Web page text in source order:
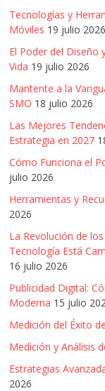
Tecnologías y
Móviles 19 julio 2026
El Poder del Diseño
Vida 19 julio 2026
Mantente a la
SMO 18 julio 2026
Las Mejores
Estrategia en 2027
Cómo Funciona el
julio 2026
Herramientas y
2026
La Revolución de
Tecnología Está
16 julio 2026
Publicidad Digital:
Moderna 15 julio
Medición del Éxito
Medición y Análisis
Estrategias
2026